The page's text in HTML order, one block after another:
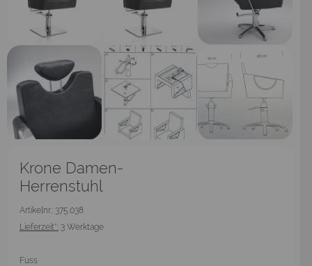
Krone Damen-
Herrenstuhl
Artikelnr.: 375.038
Lieferzeit*: 3 Werktage
Fuss